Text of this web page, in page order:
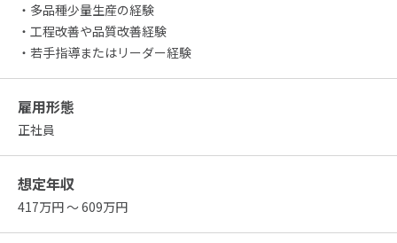
・多品種少量生産の経験
・工程改善や品質改善経験
・若手指導またはリーダー経験
雇用形態
正社員
想定年収
417万円 ～ 609万円